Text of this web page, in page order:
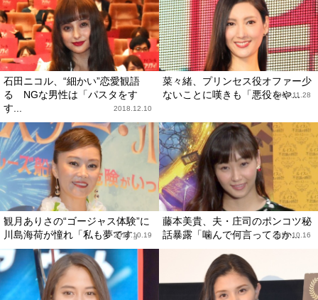
石田ニコル、“細かい”恋愛観語
る NGな男性は「パスタをす
す...
2018.12.10
菜々緒、プリンセス役オファー少
ないことに嘆きも「悪役をや...
2018.11.28
観月ありさの“ゴージャス体験”に
川島海荷が憧れ「私も夢です」
2018.10.19
藤本美貴、夫・庄司のポンコツ秘
話暴露「噛んで何言ってるか...
2018.10.16